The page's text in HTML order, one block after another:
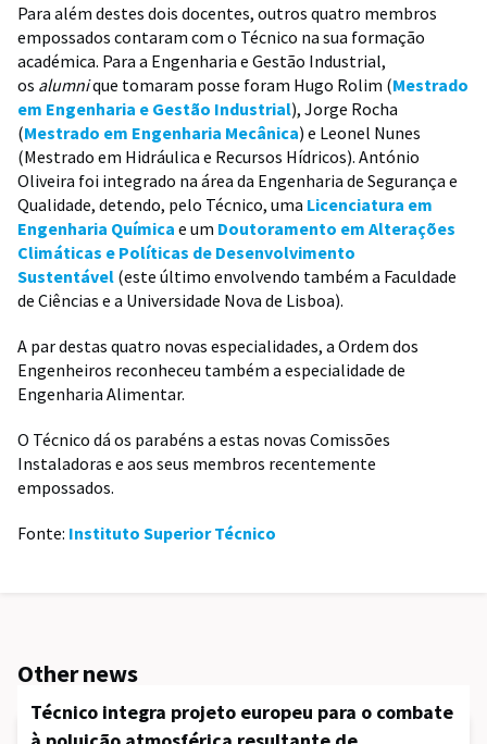
Para além destes dois docentes, outros quatro membros
empossados contaram com o Técnico na sua formação
académica. Para a Engenharia e Gestão Industrial,
os alumnique tomaram posse foram Hugo Rolim (Mestrado
em Engenharia e Gestão Industrial), Jorge Rocha
(Mestrado em Engenharia Mecânica) e Leonel Nunes
(Mestrado em Hidráulica e Recursos Hídricos). António
Oliveira foi integrado na área da Engenharia de Segurança e
Qualidade, detendo, pelo Técnico, uma Licenciatura em
Engenharia Química e um Doutoramento em Alterações
Climáticas e Políticas de Desenvolvimento
Sustentável (este último envolvendo também a Faculdade
de Ciências e a Universidade Nova de Lisboa).
A par destas quatro novas especialidades, a Ordem dos
Engenheiros reconheceu também a especialidade de
Engenharia Alimentar.
O Técnico dá os parabéns a estas novas Comissões
Instaladoras e aos seus membros recentemente
empossados.
Fonte: Instituto Superior Técnico
Other news
Técnico integra projeto europeu para o combate